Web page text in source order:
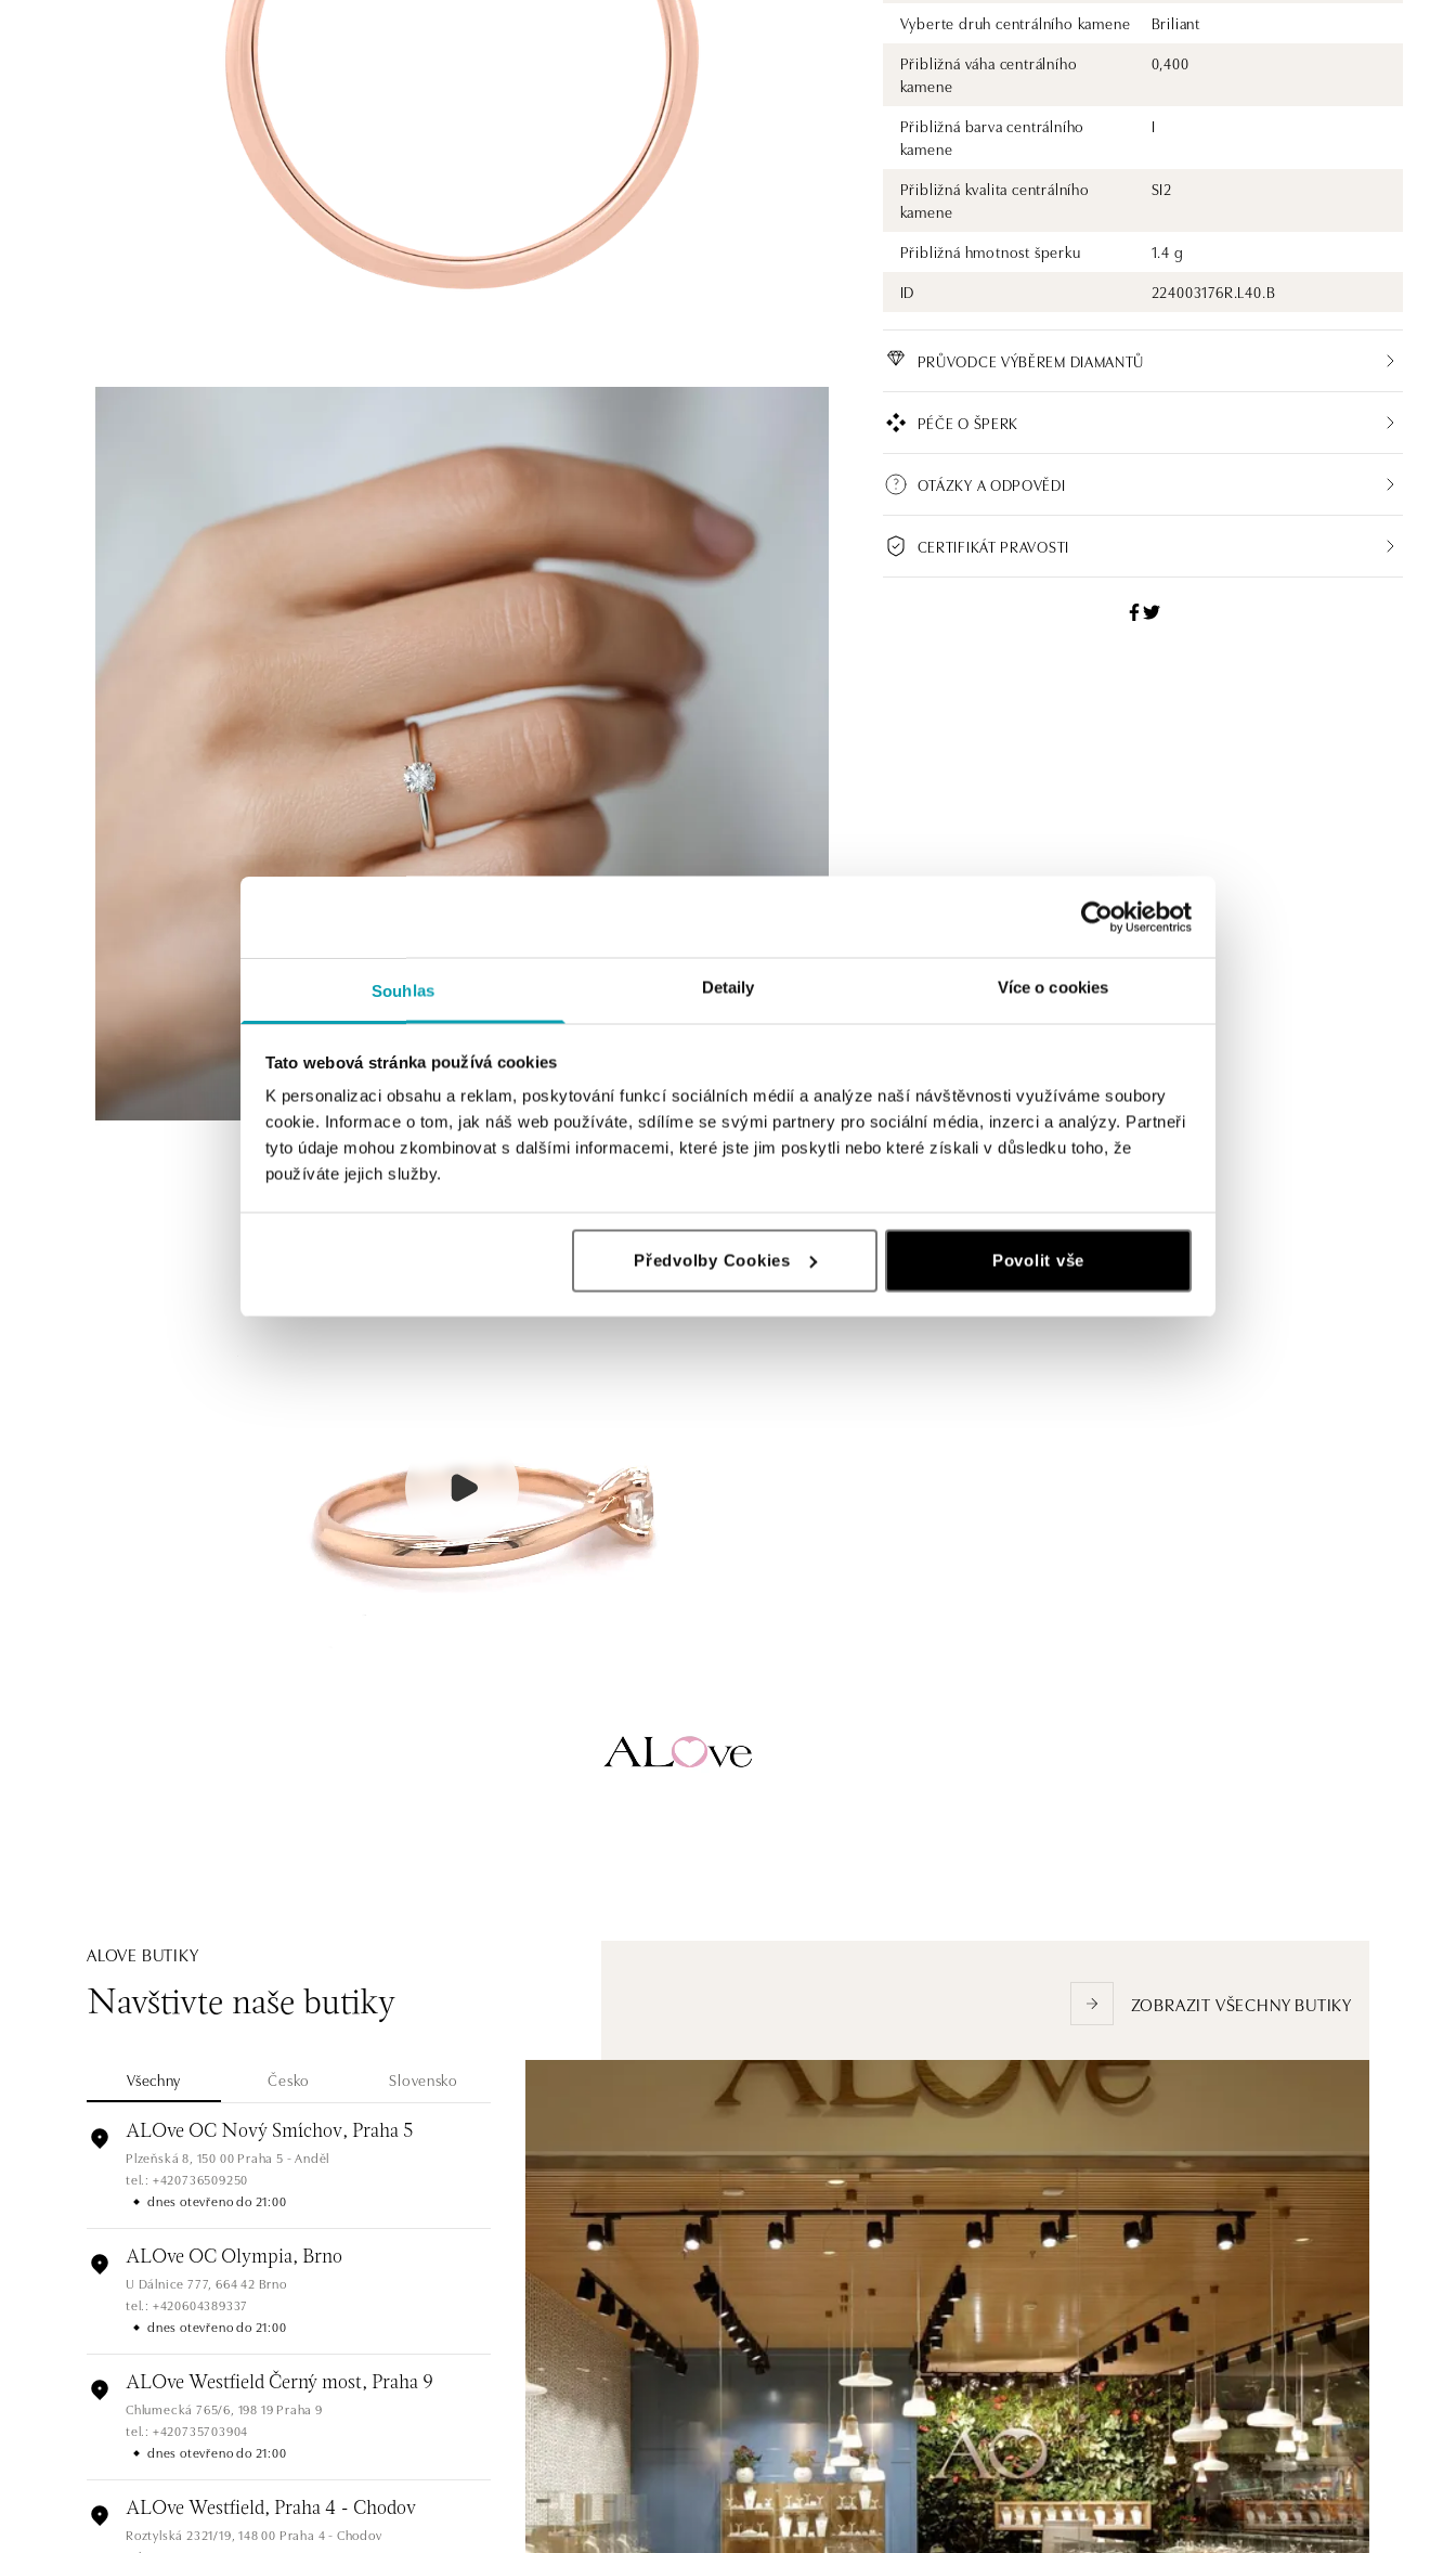
Souhlas Detaily Více o cookies
Tato webová stránka používá cookies
K personalizaci obsahu a reklam, poskytování funkcí sociálních médií a analýze naší návštěvnosti využíváme soubory
cookie. Informace o tom, jak náš web používáte, sdílíme se svými partnery pro sociální média, inzerci a analýzy. Partneři
tyto údaje mohou zkombinovat s dalšími informacemi, které jste jim poskytli nebo které získali v důsledku toho, že
používáte jejich služby.
Předvolby Cookies Povolit vše
Vyberte druh centrálního kamene
Briliant
Přibližná váha centrálního
kamene
0,400
Přibližná barva centrálního
kamene
I
Přibližná kvalita centrálního
kamene
SI2
Přibližná hmotnost šperku
1.4 g
ID
224003176R.L40.B
PRŮVODCE VÝBĚREM DIAMANTŮ
PÉČE O ŠPERK
OTÁZKY A ODPOVĚDI
CERTIFIKÁT PRAVOSTI
ALOVE BUTIKY
Navštivte naše butiky ZOBRAZIT VŠECHNY BUTIKY
Všechny Česko Slovensko
ALOve OC Nový Smíchov, Praha 5
Plzeňská 8, 150 00 Praha 5 - Anděl
tel.: +420736509250
dnes otevřeno do 21:00
ALOve OC Olympia, Brno
U Dálnice 777, 664 42 Brno
tel.: +420604389337
dnes otevřeno do 21:00
ALOve Westfield Černý most, Praha 9
Chlumecká 765/6, 198 19 Praha 9
tel.: +420735703904
dnes otevřeno do 21:00
ALOve Westfield, Praha 4 - Chodov
Roztylská 2321/19, 148 00 Praha 4 - Chodov